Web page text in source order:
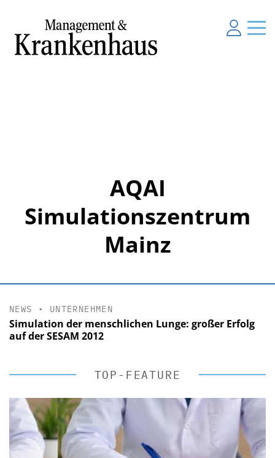
AQAI
Simulationszentrum
Mainz
NEWS • UNTERNEHMEN
Simulation der menschlichen Lunge: großer Erfolg
auf der SESAM 2012
TOP-FEATURE